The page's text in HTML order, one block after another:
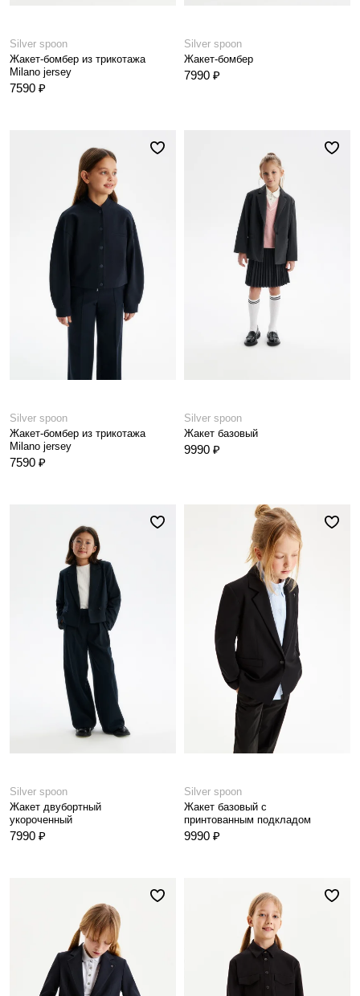
Silver spoon
Жакет-бомбер из трикотажа
Milano jersey
7590 ₽
Silver spoon
Жакет-бомбер
7990 ₽
Silver spoon
Жакет-бомбер из трикотажа
Milano jersey
7590 ₽
Silver spoon
Жакет базовый
9990 ₽
Silver spoon
Жакет двубортный
укороченный
7990 ₽
Silver spoon
Жакет базовый с
принтованным подкладом
9990 ₽